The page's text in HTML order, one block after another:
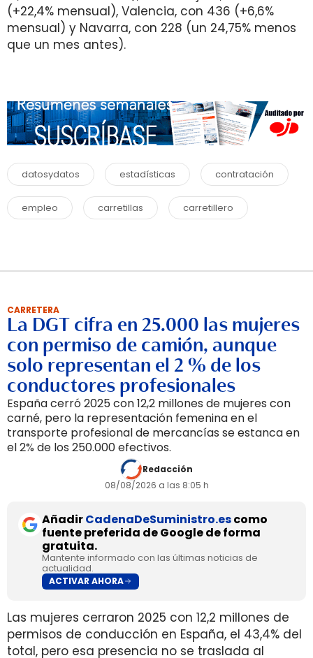
(+22,4% mensual), Valencia, con 436 (+6,6%
mensual) y Navarra, con 228 (un 24,75% menos
que un mes antes).
datosydatos estadísticas contratación
empleo carretillas carretillero
CARRETERA
La DGT cifra en 25.000 las mujeres
con permiso de camión, aunque
solo representan el 2 % de los
conductores profesionales
España cerró 2025 con 12,2 millones de mujeres con
carné, pero la representación femenina en el
transporte profesional de mercancías se estanca en
el 2% de los 250.000 efectivos.
Redacción
08/08/2026 a las 8:05 h
AñadirCadenaDeSuministro.escomo
fuente preferida de Google de forma
gratuita.
Mantente informado con las últimas noticias de
actualidad.
ACTIVAR AHORA
Las mujeres cerraron 2025 con 12,2 millones de
permisos de conducción en España, el 43,4% del
total, pero esa presencia no se traslada al